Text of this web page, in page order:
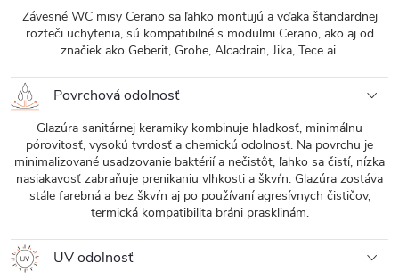
Závesné WC misy Cerano sa ľahko montujú a vďaka štandardnej
rozteči uchytenia, sú kompatibilné s modulmi Cerano, ako aj od
značiek ako Geberit, Grohe, Alcadrain, Jika, Tece ai.
Povrchová odolnosť
Glazúra sanitárnej keramiky kombinuje hladkosť, minimálnu
pórovitosť, vysokú tvrdosť a chemickú odolnosť. Na povrchu je
minimalizované usadzovanie baktérií a nečistôt, ľahko sa čistí, nízka
nasiakavosť zabraňuje prenikaniu vlhkosti a škvŕn. Glazúra zostáva
stále farebná a bez škvŕn aj po používaní agresívnych čističov,
termická kompatibilita bráni prasklinám.
UV odolnosť